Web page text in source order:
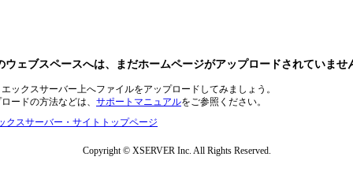
ウェブスペースへは、まだホームページがアップロードされていませ
ックスサーバー上へファイルをアップロードしてみましょう。
ードの方法などは、 サポートマニュアルをご参照ください。
クスサーバー・サイトトップページ
Copyright © XSERVER Inc. All Rights Reserved.